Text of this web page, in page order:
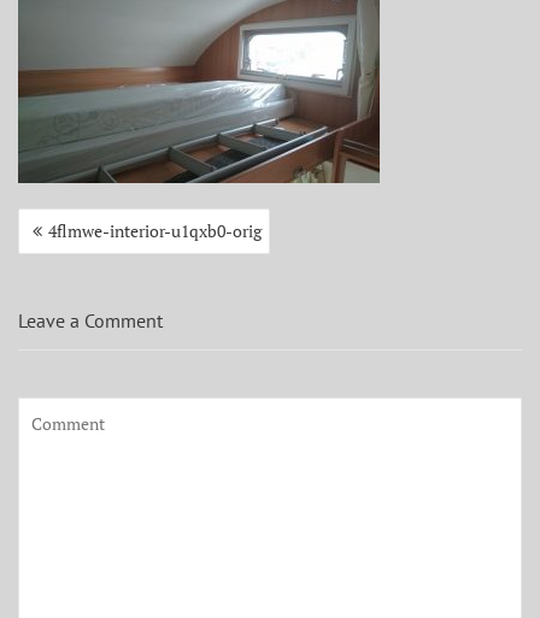
Beitragsnavigation
4flmwe-interior-u1qxb0-orig
Leave a Comment